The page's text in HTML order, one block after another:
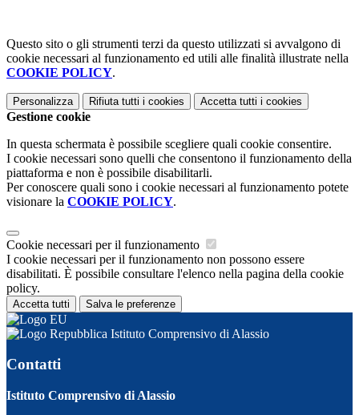
Questo sito o gli strumenti terzi da questo utilizzati si avvalgono di
cookie necessari al funzionamento ed utili alle finalità illustrate nella
COOKIE POLICY.
Personalizza Rifiuta tutti i cookies Accetta tutti i cookies
Gestione cookie
In questa schermata è possibile scegliere quali cookie consentire.
I cookie necessari sono quelli che consentono il funzionamento della
piattaforma e non è possibile disabilitarli.
Per conoscere quali sono i cookie necessari al funzionamento potete
visionare la COOKIE POLICY.
Cookie necessari per il funzionamento
I cookie necessari per il funzionamento non possono essere
disabilitati. È possibile consultare l'elenco nella pagina della cookie
policy.
Accetta tutti Salva le preferenze
Istituto Comprensivo di Alassio
Contatti
Istituto Comprensivo di Alassio